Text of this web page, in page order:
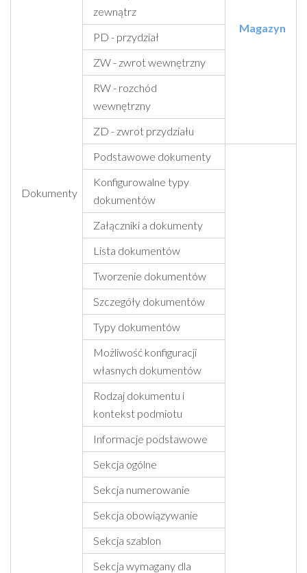
Dokumenty
Magazyn
zewnątrz
PD - przydział
ZW - zwrot wewnętrzny
RW - rozchód
wewnętrzny
ZD - zwrot przydziału
Podstawowe dokumenty
Konfigurowalne typy
dokumentów
Załączniki a dokumenty
Lista dokumentów
Tworzenie dokumentów
Szczegóły dokumentów
Typy dokumentów
Możliwość konfiguracji
własnych dokumentów
Rodzaj dokumentu i
kontekst podmiotu
Informacje podstawowe
Sekcja ogólne
Sekcja numerowanie
Sekcja obowiązywanie
Sekcja szablon
Sekcja wymagany dla